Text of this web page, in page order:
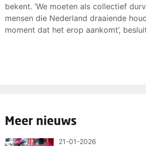
bekent. ‘We moeten als collectief
mensen die Nederland draaiende
moment dat het erop aankomt’,
Meer nieuws
21-01-2026